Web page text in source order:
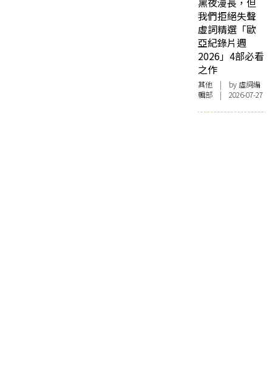
黑夜漫長，但
我們拒絕失聲
虛詞精選「歐
亞紀錄片週
2026」4部必看
之作
其他 | by 虛詞編
輯部 | 2026-07-27